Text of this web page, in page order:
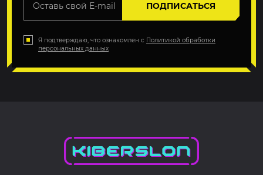
ПОДПИСАТЬСЯ
Я подтверждаю, что ознакомлен с Политикой обработки
персональных данных